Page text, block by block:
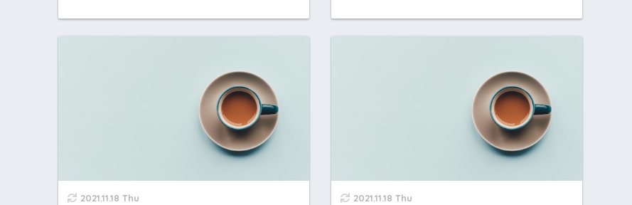
2021.11.18 Thu 2021.11.18 Thu